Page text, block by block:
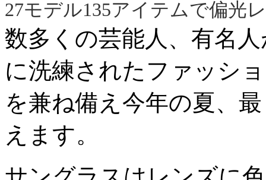
27モデル135アイテムで偏光
数多くの芸能人、有名
に洗練されたファッシ
を兼ね備え今年の夏、
えます。